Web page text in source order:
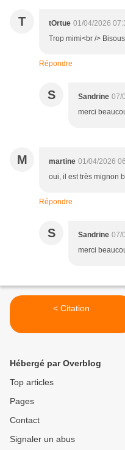
T tOrtue 01/04/2026
Trop mimi<br /> Bisous
Répondre
S Sandrine 07/
merci
M martine 01/04/2026
oui, il est très mignon
Répondre
S Sandrine 07/
merci
< Citation
Hébergé par Overblog
Top articles
Pages
Contact
Signaler un abus